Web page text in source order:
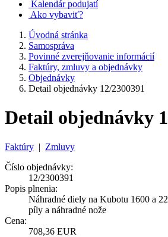
Kalendár podujatí
Ako vybaviť?
Úvodná stránka
Samospráva
Povinné zverejňovanie informácií
Faktúry, zmluvy a objednávky
Objednávky
Detail objednávky 12/2300391
Detail objednávky
Faktúry | Zmluvy
Číslo objednávky:
12/2300391
Popis plnenia:
Náhradné diely na Kubotu 1600 a
píly a náhradné nože
Cena:
708,36 EUR